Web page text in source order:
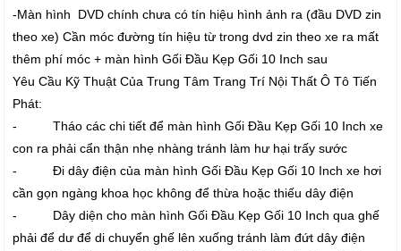
-Màn hình DVD chính chưa có tín hiệu hình ảnh ra (đầu DVD zin
theo xe) Cần móc đường tín hiệu từ trong dvd zin theo xe ra mất
thêm phí móc + màn hình Gối Đầu Kẹp Gối 10 Inch sau
Yêu Cầu Kỹ Thuật Của Trung Tâm Trang Trí Nội Thất Ô Tô Tiến
Phát:
- Tháo các chi tiết để màn hình Gối Đầu Kẹp Gối 10 Inch xe
con ra phải cẩn thận nhẹ nhàng tránh làm hư hại trấy sước
- Đi dây điện của màn hình Gối Đầu Kẹp Gối 10 Inch xe hơi
cần gọn ngàng khoa học không để thừa hoặc thiếu dây điện
- Dây diện cho màn hình Gối Đầu Kẹp Gối 10 Inch qua ghế
phải để dư để di chuyển ghế lên xuống tránh làm đứt dây điện